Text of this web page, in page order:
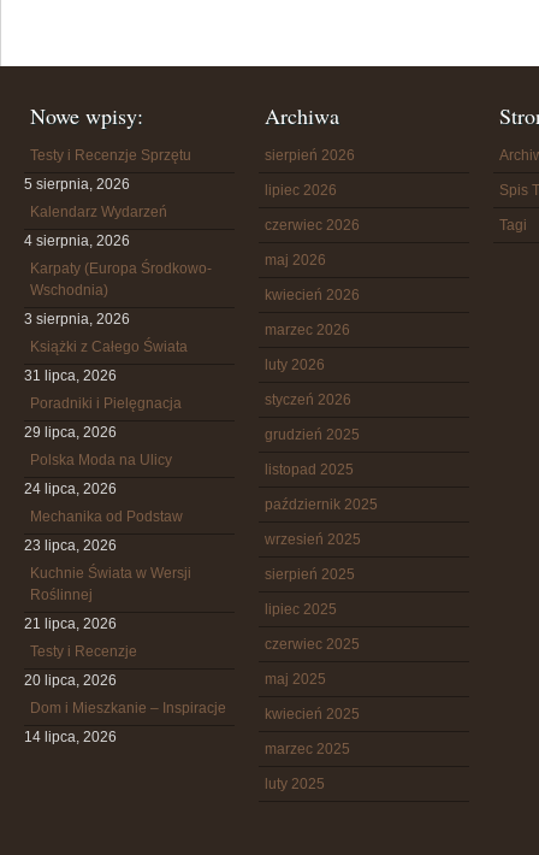
Nowe wpisy:
Testy i Recenzje Sprzętu
5 sierpnia, 2026
Kalendarz Wydarzeń
4 sierpnia, 2026
Karpaty (Europa Środkowo-
Wschodnia)
3 sierpnia, 2026
Książki z Całego Świata
31 lipca, 2026
Poradniki i Pielęgnacja
29 lipca, 2026
Polska Moda na Ulicy
24 lipca, 2026
Mechanika od Podstaw
23 lipca, 2026
Kuchnie Świata w Wersji
Roślinnej
21 lipca, 2026
Testy i Recenzje
20 lipca, 2026
Dom i Mieszkanie – Inspiracje
14 lipca, 2026
Archiwa
sierpień 2026
lipiec 2026
czerwiec 2026
maj 2026
kwiecień 2026
marzec 2026
luty 2026
styczeń 2026
grudzień 2025
listopad 2025
październik 2025
wrzesień 2025
sierpień 2025
lipiec 2025
czerwiec 2025
maj 2025
kwiecień 2025
marzec 2025
luty 2025
Spis
Tagi